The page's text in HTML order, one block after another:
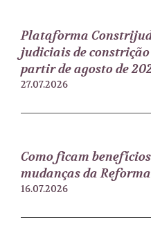
Plataforma
judiciais de constrição
partir de agosto de
27.07.2026
Como ficam
mudanças da
16.07.2026